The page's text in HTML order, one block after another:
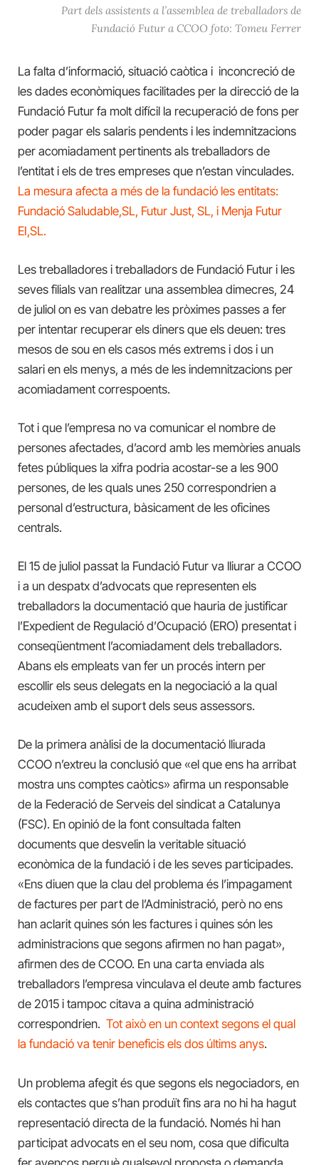
Part dels assistents a l’assemblea de treballadors de
Fundació Futur a CCOO foto: Tomeu Ferrer
La falta d’informació, situació caòtica i inconcreció de
les dades econòmiques facilitades per la direcció de la
Fundació Futur fa molt difícil la recuperació de fons per
poder pagar els salaris pendents i les indemnitzacions
per acomiadament pertinents als treballadors de
l’entitat i els de tres empreses que n’estan vinculades.
La mesura afecta a més de la fundació les entitats:
Fundació Saludable,SL, Futur Just, SL, i Menja Futur
EI,SL.
Les treballadores i treballadors de Fundació Futur i les
seves filials van realitzar una assemblea dimecres, 24
de juliol on es van debatre les pròximes passes a fer
per intentar recuperar els diners que els deuen: tres
mesos de sou en els casos més extrems i dos i un
salari en els menys, a més de les indemnitzacions per
acomiadament correspoents.
Tot i que l’empresa no va comunicar el nombre de
persones afectades, d’acord amb les memòries anuals
fetes públiques la xifra podria acostar-se a les 900
persones, de les quals unes 250 correspondrien a
personal d’estructura, bàsicament de les oficines
centrals.
El 15 de juliol passat la Fundació Futur va lliurar a CCOO
i a un despatx d’advocats que representen els
treballadors la documentació que hauria de justificar
l’Expedient de Regulació d’Ocupació (ERO) presentat i
conseqüentment l’acomiadament dels treballadors.
Abans els empleats van fer un procés intern per
escollir els seus delegats en la negociació a la qual
acudeixen amb el suport dels seus assessors.
De la primera anàlisi de la documentació lliurada
CCOO n’extreu la conclusió que «el que ens ha arribat
mostra uns comptes caòtics» afirma un responsable
de la Federació de Serveis del sindicat a Catalunya
(FSC). En opinió de la font consultada falten
documents que desvelin la veritable situació
econòmica de la fundació i de les seves participades.
«Ens diuen que la clau del problema és l’impagament
de factures per part de l’Administració, però no ens
han aclarit quines són les factures i quines són les
administracions que segons afirmen no han pagat»,
afirmen des de CCOO. En una carta enviada als
treballadors l’empresa vinculava el deute amb factures
de 2015 i tampoc citava a quina administració
correspondrien. Tot això en un context segons el qual
la fundació va tenir beneficis els dos últims anys.
Un problema afegit és que segons els negociadors, en
els contactes que s’han produït fins ara no hi ha hagut
representació directa de la fundació. Només hi han
participat advocats en el seu nom, cosa que dificulta